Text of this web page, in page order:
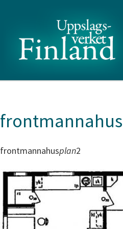
frontmannahusplan2